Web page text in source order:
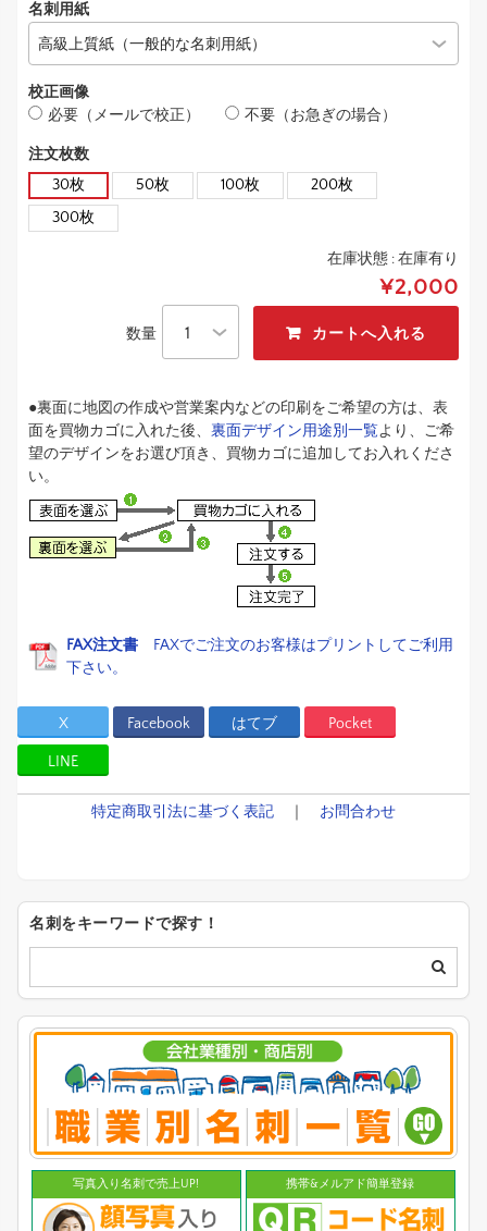
名刺用紙
校正画像
必要（メールで校正）
不要（お急ぎの場合）
注文枚数
30枚
50枚 100枚
200枚
300枚
在庫状態 :在庫有り
¥2,000
数量
●裏面に地図の作成や営業案内などの印刷をご希望の方は、表
面を買物カゴに入れた後、 裏面デザイン用途別一覧より、ご希
望のデザインをお選び頂き、買物カゴに追加してお入れくださ
い。
FAX注文書 FAXでご注文のお客様はプリントしてご利用
下さい。
X Facebook はてブ Pocket
LINE
特定商取引法に基づく表記 お問合わせ
名刺をキーワードで探す！
写真入り名刺で売上UP! 携帯&メルアド簡単登録